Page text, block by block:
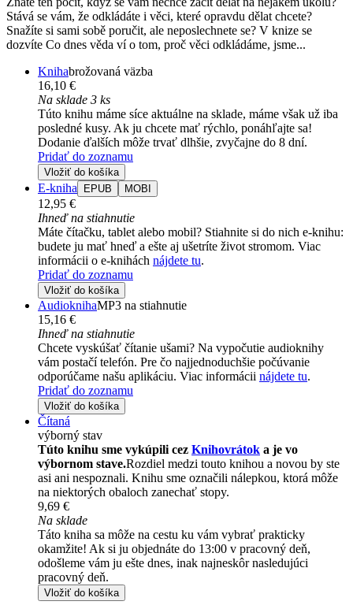
Stává se vám, že odkládáte i věci, které opravdu dělat chcete?
Snažíte si sami sobě poručit, ale neposlechnete se? V knize se
dozvíte Co dnes věda ví o tom, proč věci odkládáme, jsme...
Knihabrožovaná väzba
16,10 €
Na sklade 3 ks
Túto knihu máme síce aktuálne na sklade, máme však už iba
posledné kusy. Ak ju chcete mať rýchlo, ponáhľajte sa!
Dodanie ďalších môže trvať dlhšie, zvyčajne do 8 dní.
Pridať do zoznamu
Vložiť do košíka
E-kniha EPUB MOBI
12,95 €
Ihneď na stiahnutie
Máte čítačku, tablet alebo mobil? Stiahnite si do nich e-knihu:
budete ju mať hneď a ešte aj ušetríte život stromom. Viac
informácii o e-knihách nájdete tu.
Pridať do zoznamu
Vložiť do košíka
AudioknihaMP3 na stiahnutie
15,16 €
Ihneď na stiahnutie
Chcete vyskúšať čítanie ušami? Na vypočutie audioknihy
vám postačí telefón. Pre čo najjednoduchšie počúvanie
odporúčame našu aplikáciu. Viac informácii nájdete tu.
Pridať do zoznamu
Vložiť do košíka
Čítaná
výborný stav
Túto knihu sme vykúpili cez Knihovrátok a je vo
výbornom stave.Rozdiel medzi touto knihou a novou by ste
asi ani nespoznali. Knihu sme označili nálepkou, ktorá môže
na niektorých obaloch zanechať stopy.
9,69 €
Na sklade
Táto kniha sa môže na cestu ku vám vybrať prakticky
okamžite! Ak si ju objednáte do 13:00 v pracovný deň,
odošleme vám ju ešte dnes, inak najneskôr nasledujúci
pracovný deň.
Vložiť do košíka